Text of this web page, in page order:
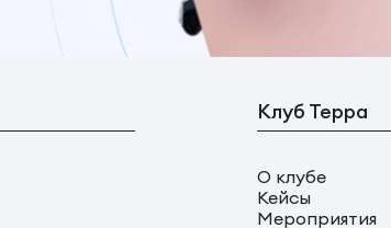
Клуб Терра
О клубе
Кейсы
Мероприятия